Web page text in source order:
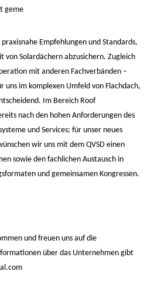
geme
Empfehlungen und Standards,
von Solardächern abzusichern. Zugleich
mit anderen Fachverbänden –
uns im komplexen Umfeld von Flachdach,
Im Bereich Roof
nach den hohen Anforderungen des
und Services; für unser neues
wir uns mit dem QVSD einen
sowie den fachlichen Austausch in
und gemeinsamen Kongressen.
und freuen uns auf die
über das Unternehmen gibt